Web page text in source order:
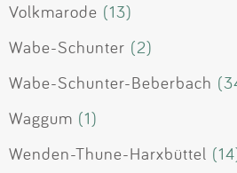
Volkmarode (13)
Wabe-Schunter (2)
Wabe-Schunter-Beberbach
Waggum (1)
Wenden-Thune-Harxbüttel